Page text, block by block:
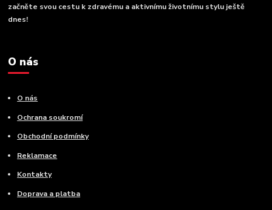
začněte svou cestu k zdravému a aktivnímu životnímu stylu ještě
dnes!
O nás
O nás
Ochrana soukromí
Obchodní podmínky
Reklamace
Kontakty
Doprava a platba